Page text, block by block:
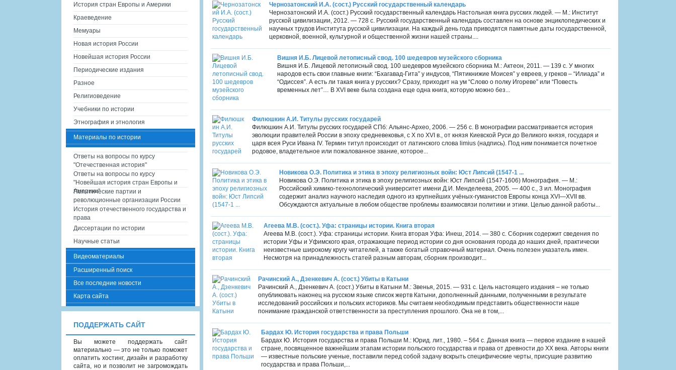
Чернозатонский И.А. (сост.) Русский государственный календарь
Чернозатонский И.А. (сост.) Русский государственный календарь Настольная книга русских людей. — М.: Институт
русской цивилизации, 2012. — 728 с. Русский государственный календарь составлен на основе энциклопедических и
научных трудов Института русской цивилизации. На каждый день года приводятся памятные даты государственной,
церковной, военной, культурной и общественной жизни нашей страны....
Вишня И.Б. Лицевой летописный свод. 100 шедевров музейского сборника
Вишня И.Б. Лицевой летописный свод. 100 шедевров музейского сборника М.: Актеон, 2011. — 139 с. У многих
народов есть свои главные книги: “Бхагавад-Гита” у индусов, “Пятикнижие Моисея” у евреев, у греков – “Илиада” и
“Одиссея”. А есть ли такая книга у русских? Сразу, приходит на ум “Слово о полку Игореве” или “Повесть
временных лет”… В XVI веке была создана еще одна книга, которую можно без...
Филюшкин А.И. Титулы русских государей
Филюшкин А.И. Титулы русских государей СПб: Альянс-Архео, 2006. — 256 с. В монографии рассматривается история
эволюции правителей России в эпоху средневековья, с Х по ХVI в., от князя Киевской Руси до Великого князя, государя и
царя всея Руси Ивана IV. Термин титул происходит от латинского слова limius (надпись). Под ним понимается почетное
родовое, владетельное или пожалованное звание, которое...
Новикова О.Э. Политика и этика в эпоху религиозных войн: Юст Липсий (1547-1 ...
Новикова О.Э. Политика и этика в эпоху религиозных войн: Юст Липсий (1547-1606) Монография. — М.:
Российский химико-технологический университет имени Д.И. Менделеева, 2005. — 400 с., 3 ил. Монография
содержит анализ научного наследия одного из крупнейших учёных-гуманистов Европы конца XVI—XVII вв.
Обсуждаются актуальные в любом обществе проблемы взаимосвязи политики и этики. Целью данной работы...
Агеева М.В. (сост.). Уфа: страницы истории. Книга вторая
Агеева М.В. (сост.). Уфа: страницы истории. Книга вторая Уфа: Инеш, 2014. — 380 с. Сборник содержит сведения по
истории Уфы и Уфимского края, отражающие период истории со дня основания города до наших дней, практически
неизвестные широкому кругу читателей, а также богатый справочный материал. Очень полезен указатель имен.
Несмотря на принадлежность статей разным авторам, сборник производит...
Рачинский А., Дзенкевич А. (сост.) Убиты в Катыни
Рачинский А., Дзенкевич А. (сост.) Убиты в Катыни М.: Звенья, 2015. — 931 с. Цель настоящего издания – не только
опубликовать наконец на русском языке список жертв Катыни, дополненный данными, полученными в результате
исследований российских и польских историков. Мы считаем необходимым представить общественности наше
понимание гражданской ответственности за преступления прошлого. Она не в том,...
Бардах Ю. История государства и права Польши
Бардах Ю. История государства и права Польши М.: Юрид. лит., 1980. – 564 с. Данная книга — первое издание в нашей
стране, посвященное важнейшим этапам истории польского государства и права от древности до XX века. Авторы книги
— известные польские ученые, поставили перед собой задачу вскрыть специфические черты, присущие развитию
государства и права Польши,...
История стран Европы и Америки
Краеведение
Мемуары
Новая история России
Новейшая история России
Периодические издания
Разное
Религиоведение
Учебники по истории
Этнография и этнология
Материалы по истории
Ответы на вопросы по курсу
"Отечественная история"
Ответы на вопросы по курсу
"Новейшая история стран Европы и
Америки"
Политические партии и
революционные организации России
История отечественного государства и
права
Диссертации по истории
Научные статьи
Видеоматериалы
Расширенный поиск
Все последние новости
Карта сайта
ПОДДЕРЖАТЬ САЙТ
Вы можете поддержать сайт
материально — это не только поможет
оплатить хостинг, дизайн и разработку
сайта, но и позволит не загромождать